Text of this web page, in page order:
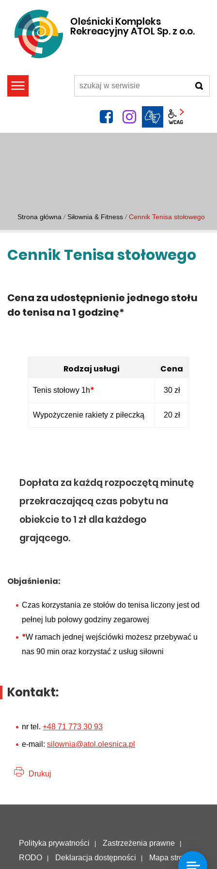
Oleśnicki Kompleks
Rekreacyjny ATOL Sp. z o.o.
szukaj
facebookinstagram
Strona główna / Siłownia & Fitness / Cennik Tenisa stołowego
Cennik Tenisa stołowego
Cena za udostępnienie jednego stołu
do tenisa na 1 godzinę*
Rodzaj usługi Cena
Tenis stołowy 1h* 30 zł
Wypożyczenie rakiety z piłeczką 20 zł
Dopłata za każdą rozpoczętą minutę
przekraczającą czas pobytu na
obiekcie to 1 zł dla każdego
grającego.
Objaśnienia:
Czas korzystania ze stołów do tenisa liczony jest od
pełnej lub połowy godziny zegarowej
*W ramach jednej wejściówki możesz przebywać u
nas 90 min oraz korzystać z usług siłowni
Kontakt:
nr tel. +48 71 773 30 93
e-mail: silownia@atol.olesnica.pl
Drukuj
Polityka prywatności
Zastrzeżenia prawne
RODO
Deklaracja dostępności Mapa strony